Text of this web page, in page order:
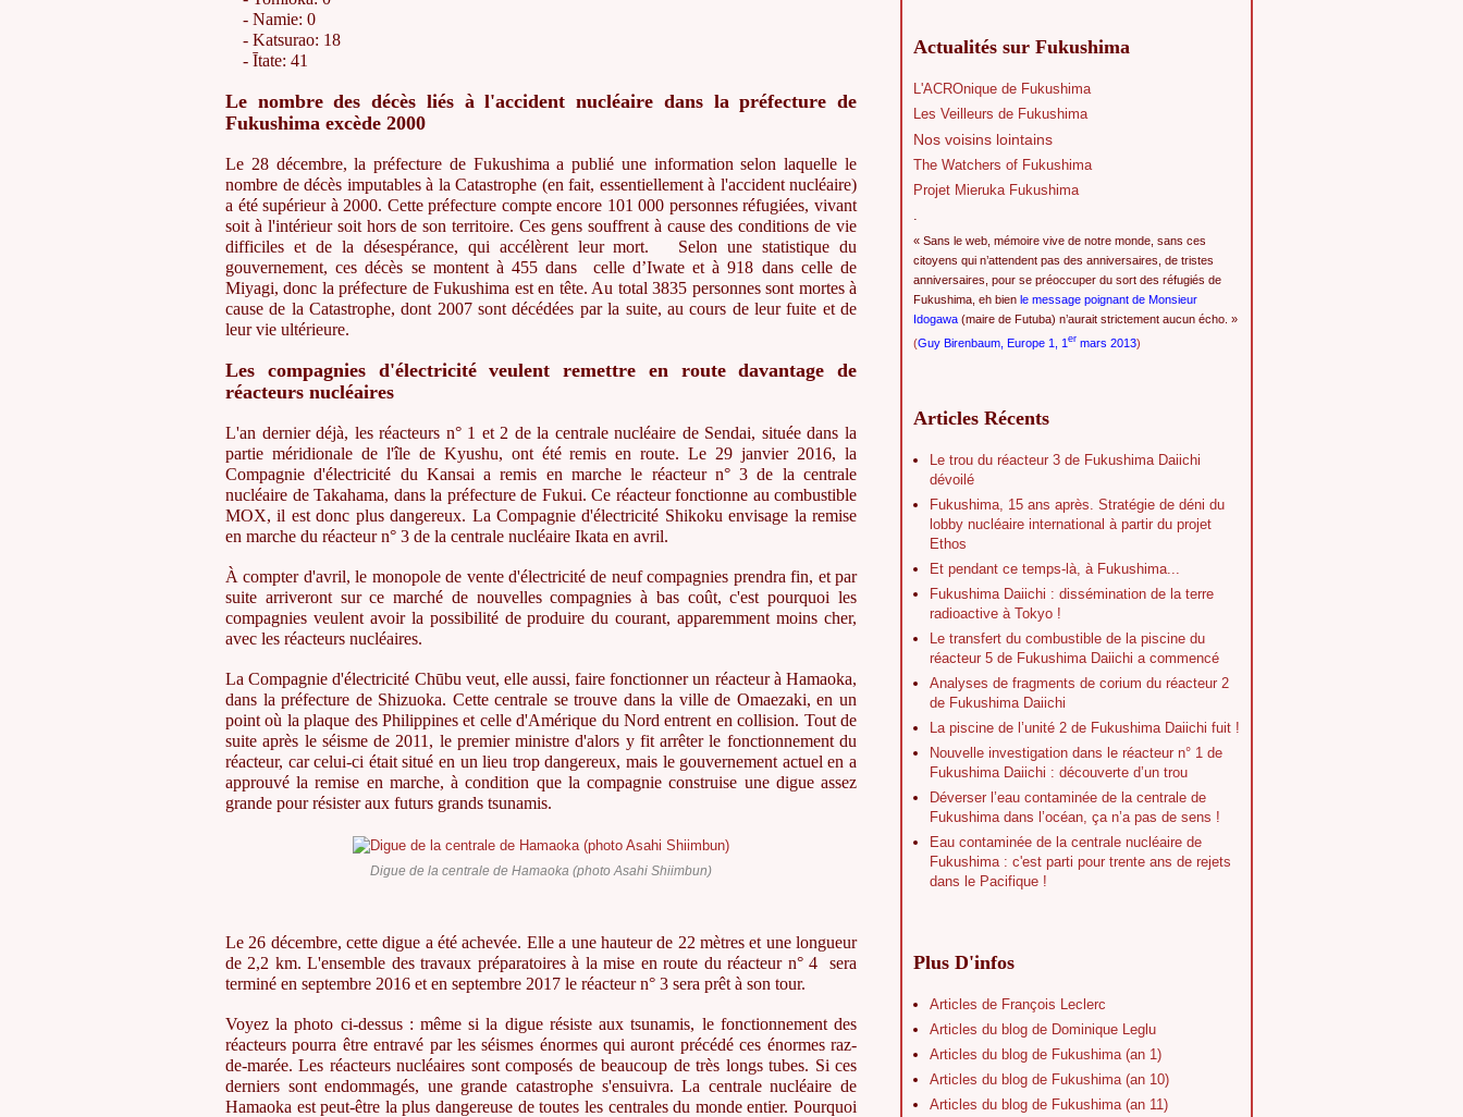
- Namie: 0
- Katsurao: 18
- Ītate: 41
Le nombre des décès liés à l'accident nucléaire dans la préfecture de
Fukushima excède 2000
Le 28 décembre, la préfecture de Fukushima a publié une information selon laquelle le
nombre de décès imputables à la Catastrophe (en fait, essentiellement à l'accident nucléaire)
a été supérieur à 2000. Cette préfecture compte encore 101 000 personnes réfugiées, vivant
soit à l'intérieur soit hors de son territoire. Ces gens souffrent à cause des conditions de vie
difficiles et de la désespérance, qui accélèrent leur mort. Selon une statistique du
gouvernement, ces décès se montent à 455 dans celle d’Iwate et à 918 dans celle de
Miyagi, donc la préfecture de Fukushima est en tête. Au total 3835 personnes sont mortes à
cause de la Catastrophe, dont 2007 sont décédées par la suite, au cours de leur fuite et de
leur vie ultérieure.
Les compagnies d'électricité veulent remettre en route davantage de
réacteurs nucléaires
L'an dernier déjà, les réacteurs n° 1 et 2 de la centrale nucléaire de Sendai, située dans la
partie méridionale de l'île de Kyushu, ont été remis en route. Le 29 janvier 2016, la
Compagnie d'électricité du Kansai a remis en marche le réacteur n° 3 de la centrale
nucléaire de Takahama, dans la préfecture de Fukui. Ce réacteur fonctionne au combustible
MOX, il est donc plus dangereux. La Compagnie d'électricité Shikoku envisage la remise
en marche du réacteur n° 3 de la centrale nucléaire Ikata en avril.
À compter d'avril, le monopole de vente d'électricité de neuf compagnies prendra fin, et par
suite arriveront sur ce marché de nouvelles compagnies à bas coût, c'est pourquoi les
compagnies veulent avoir la possibilité de produire du courant, apparemment moins cher,
avec les réacteurs nucléaires.
La Compagnie d'électricité Chūbu veut, elle aussi, faire fonctionner un réacteur à Hamaoka,
dans la préfecture de Shizuoka. Cette centrale se trouve dans la ville de Omaezaki, en un
point où la plaque des Philippines et celle d'Amérique du Nord entrent en collision. Tout de
suite après le séisme de 2011, le premier ministre d'alors y fit arrêter le fonctionnement du
réacteur, car celui-ci était situé en un lieu trop dangereux, mais le gouvernement actuel en a
approuvé la remise en marche, à condition que la compagnie construise une digue assez
grande pour résister aux futurs grands tsunamis.
Digue de la centrale de Hamaoka (photo Asahi Shiimbun)
Le 26 décembre, cette digue a été achevée. Elle a une hauteur de 22 mètres et une longueur
de 2,2 km. L'ensemble des travaux préparatoires à la mise en route du réacteur n° 4 sera
terminé en septembre 2016 et en septembre 2017 le réacteur n° 3 sera prêt à son tour.
Voyez la photo ci-dessus : même si la digue résiste aux tsunamis, le fonctionnement des
réacteurs pourra être entravé par les séismes énormes qui auront précédé ces énormes raz-
de-marée. Les réacteurs nucléaires sont composés de beaucoup de très longs tubes. Si ces
derniers sont endommagés, une grande catastrophe s'ensuivra. La centrale nucléaire de
Hamaoka est peut-être la plus dangereuse de toutes les centrales du monde entier. Pourquoi
Actualités sur Fukushima
L'ACROnique de Fukushima
Les Veilleurs de Fukushima
Nos voisins lointains
The Watchers of Fukushima
Projet Mieruka Fukushima
.
« Sans le web, mémoire vive de notre monde, sans ces
citoyens qui n’attendent pas des anniversaires, de tristes
anniversaires, pour se préoccuper du sort des réfugiés de
Fukushima, eh bien le message poignant de Monsieur
Idogawa (maire de Futuba) n’aurait strictement aucun écho. »
(Guy Birenbaum, Europe 1, 1 er mars 2013)
Articles Récents
Le trou du réacteur 3 de Fukushima Daiichi
dévoilé
Fukushima, 15 ans après. Stratégie de déni du
lobby nucléaire international à partir du projet
Ethos
Et pendant ce temps-là, à Fukushima...
Fukushima Daiichi : dissémination de la terre
radioactive à Tokyo !
Le transfert du combustible de la piscine du
réacteur 5 de Fukushima Daiichi a commencé
Analyses de fragments de corium du réacteur 2
de Fukushima Daiichi
La piscine de l’unité 2 de Fukushima Daiichi fuit !
Nouvelle investigation dans le réacteur n° 1 de
Fukushima Daiichi : découverte d’un trou
Déverser l’eau contaminée de la centrale de
Fukushima dans l’océan, ça n’a pas de sens !
Eau contaminée de la centrale nucléaire de
Fukushima : c'est parti pour trente ans de rejets
dans le Pacifique !
Plus D'infos
Articles de François Leclerc
Articles du blog de Dominique Leglu
Articles du blog de Fukushima (an 1)
Articles du blog de Fukushima (an 10)
Articles du blog de Fukushima (an 11)